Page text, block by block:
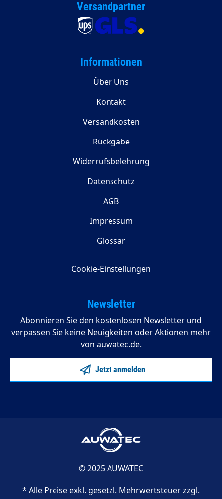
Versandpartner
Informationen
Über Uns
Kontakt
Versandkosten
Rückgabe
Widerrufsbelehrung
Datenschutz
AGB
Impressum
Glossar
Cookie-Einstellungen
Newsletter
Abonnieren Sie den kostenlosen Newsletter und
verpassen Sie keine Neuigkeiten oder Aktionen mehr
von auwatec.de.
Jetzt anmelden
© 2025 AUWATEC
* Alle Preise exkl. gesetzl. Mehrwertsteuer zzgl.